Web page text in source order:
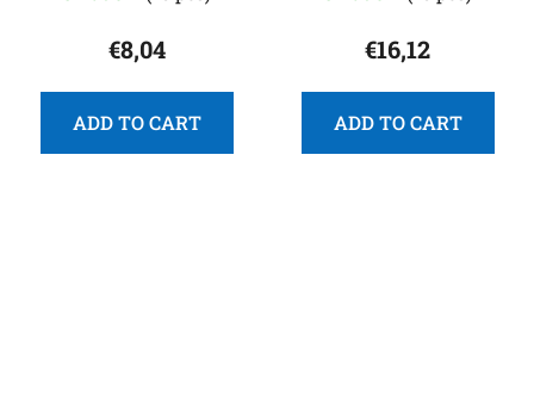
€8,04
ADD TO CART
€16,12
ADD TO CART